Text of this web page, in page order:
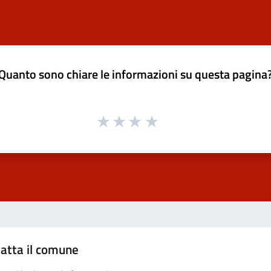
sono chiare le informazioni su questa
il comune